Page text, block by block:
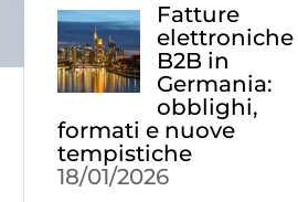
Fatture
elettroniche
B2B in
Germania:
obblighi,
formati e nuove
tempistiche
18/01/2026